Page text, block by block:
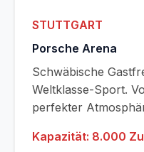
STUTTGART
Porsche Arena
Schwäbische
Weltklasse-Sport.
perfekter
Kapazität: 8.000